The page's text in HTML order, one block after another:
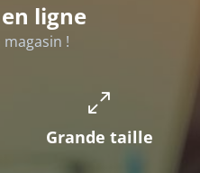
ligne
!
Grande taille